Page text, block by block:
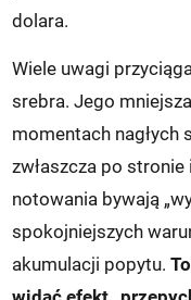
dolara.
Wiele uwagi
srebra. Jego
momentach
zwłaszcza po
notowania bywają
spokojniejszych
akumulacji popytu.